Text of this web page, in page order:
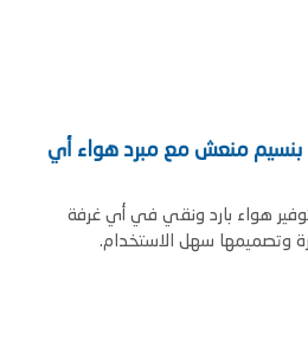
بنسيم منعش مع مبرد هواء أي
هواء بارد ونقي في أي غرفة
وتصميمها سهل الاستخدام.